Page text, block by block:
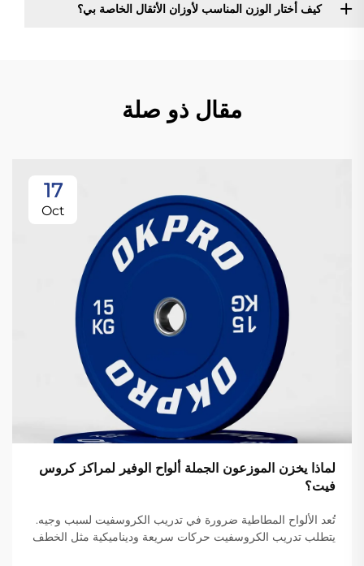
كيف أختار الوزن المناسب لأوزان الأثقال الخاصة بي؟
مقال ذو صلة
17
Oct
لماذا يخزن الموزعون الجملة ألواح الوفير لمراكز كروس
فيت؟
تُعد الألواح المطاطية ضرورة في تدريب الكروسفيت لسبب وجيه.
يتطلب تدريب الكروسفيت حركات سريعة وديناميكية مثل الخطف